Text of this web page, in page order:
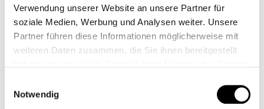
Verwendung unserer Website an unsere Partner für
soziale Medien, Werbung und Analysen weiter. Unsere
Partner führen diese Informationen möglicherweise mit
weiteren Daten zusammen, die Sie ihnen bereitgestellt
Notwendig
MOTOGADGET ADAPTATEUR DE BARRE